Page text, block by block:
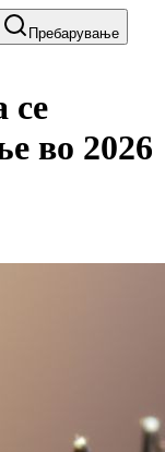
Пребарување
се
во 2026